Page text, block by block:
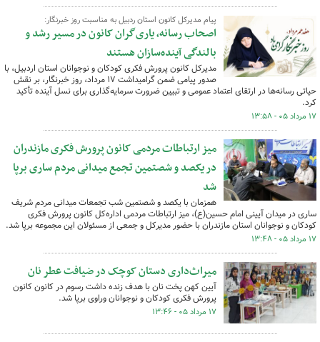
پیام مدیرکل کانون استان ردبیل به مناسبت روز خبرنگار:
اصحاب رسانه، یاری‌گران کانون در مسیر رشد و
بالندگی آینده‌سازان هستند
مدیرکل کانون پرورش فکری کودکان و نوجوانان استان اردبیل، با
صدور پیامی ضمن گرامیداشت ۱۷ مرداد، روز خبرنگار، بر نقش
حیاتی رسانه‌ها در ارتقای اعتماد عمومی و تبیین ضرورت سرمایه‌گذاری برای نسل آینده تأکید
کرد.
۱۷ مرداد ۰۵ - ۱۳:۵۸
میز ارتباطات مردمی کانون پرورش فکری مازندران
در یکصد و شصتمین تجمع میدانی مردم ساری برپا
شد
همزمان با یکصد و شصتمین شب تجمعات میدانی مردم شریف
ساری در میدان آیینی امام حسین(ع)، میز ارتباطات مردمی اداره‌کل کانون پرورش فکری
کودکان و نوجوانان استان مازندران با حضور مدیرکل و جمعی از مسئولان این مجموعه برپا شد.
۱۷ مرداد ۰۵ - ۱۳:۴۸
میراث‌داری دستان کوچک در ضیافت عطر نان
آیین کهن پخت نان با هدف زنده داشت رسوم در کانون کانون
پرورش فکری کودکان و نوجوانان وراوی برپا شد.
۱۷ مرداد ۰۵ - ۱۳:۴۶